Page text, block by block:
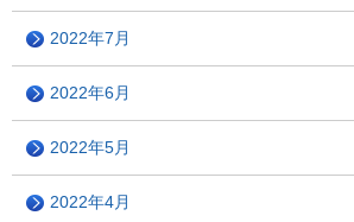
2022年7月
2022年6月
2022年5月
2022年4月